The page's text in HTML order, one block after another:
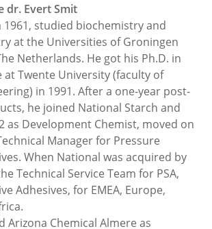
dr. Evert Smit
1961, studied biochemistry and
at the Universities of Groningen
Netherlands. He got his Ph.D. in
at Twente University (faculty of
in 1991. After a one-year post-
he joined National Starch and
as Development Chemist, moved on
Manager for Pressure
When National was acquired by
Technical Service Team for PSA,
Adhesives, for EMEA, Europe,
Arizona Chemical Almere as